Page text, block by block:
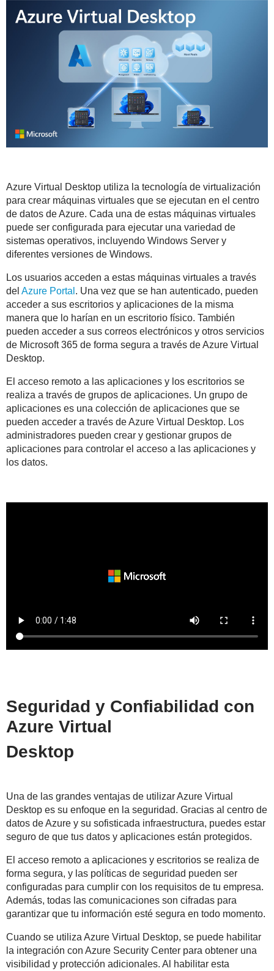
Azure Virtual Desktop utiliza la tecnología de virtualización
para crear máquinas virtuales que se ejecutan en el centro
de datos de Azure. Cada una de estas máquinas virtuales
puede ser configurada para ejecutar una variedad de
sistemas operativos, incluyendo Windows Server y
diferentes versiones de Windows.
Los usuarios acceden a estas máquinas virtuales a través
del Azure Portal . Una vez que se han autenticado, pueden
acceder a sus escritorios y aplicaciones de la misma
manera que lo harían en un escritorio físico. También
pueden acceder a sus correos electrónicos y otros servicios
de Microsoft 365 de forma segura a través de Azure Virtual
Desktop.
El acceso remoto a las aplicaciones y los escritorios se
realiza a través de grupos de aplicaciones. Un grupo de
aplicaciones es una colección de aplicaciones que se
pueden acceder a través de Azure Virtual Desktop. Los
administradores pueden crear y gestionar grupos de
aplicaciones para controlar el acceso a las aplicaciones y
los datos.
Seguridad y Confiabilidad con
Azure Virtual
Desktop
Una de las grandes ventajas de utilizar Azure Virtual
Desktop es su enfoque en la seguridad. Gracias al centro de
datos de Azure y su sofisticada infraestructura, puedes estar
seguro de que tus datos y aplicaciones están protegidos.
El acceso remoto a aplicaciones y escritorios se realiza de
forma segura, y las políticas de seguridad pueden ser
configuradas para cumplir con los requisitos de tu empresa.
Además, todas las comunicaciones son cifradas para
garantizar que tu información esté segura en todo momento.
Cuando se utiliza Azure Virtual Desktop, se puede habilitar
la integración con Azure Security Center para obtener una
visibilidad y protección adicionales. Al habilitar esta